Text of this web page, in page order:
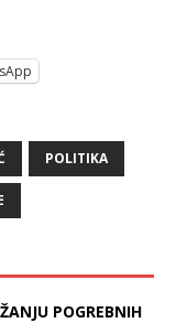
POLITIKA
POGREBNIH